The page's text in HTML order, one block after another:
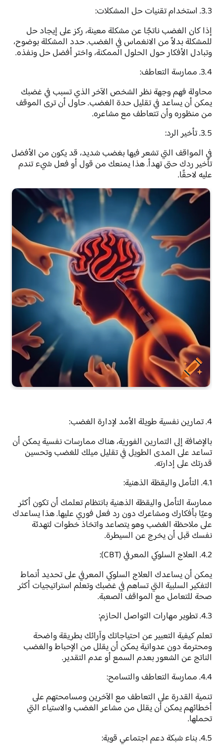
3.3. استخدام تقنيات حل المشكلات:
إذا كان الغضب ناتجًا عن مشكلة معينة، ركز على إيجاد حل
للمشكلة بدلاً من الانغماس في الغضب. حدد المشكلة بوضوح،
وتبادل الأفكار حول الحلول الممكنة، واختر أفضل حل ونفذه.
3.4. ممارسة التعاطف:
محاولة فهم وجهة نظر الشخص الآخر الذي تسبب في غضبك
يمكن أن يساعد في تقليل حدة الغضب. حاول أن ترى الموقف
من منظوره وأن تتعاطف مع مشاعره.
3.5. تأخير الرد:
في المواقف التي تشعر فيها بغضب شديد، قد يكون من الأفضل
تأخير ردك حتى تهدأ. هذا يمنعك من قول أو فعل شيء تندم
عليه لاحقًا.
4. تمارين نفسية طويلة الأمد لإدارة الغضب:
بالإضافة إلى التمارين الفورية، هناك ممارسات نفسية يمكن أن
تساعد على المدى الطويل في تقليل ميلك للغضب وتحسين
قدرتك على إدارته.
4.1. التأمل واليقظة الذهنية:
ممارسة التأمل واليقظة الذهنية بانتظام تعلمك أن تكون أكثر
وعيًا بأفكارك ومشاعرك دون رد فعل فوري عليها. هذا يساعدك
على ملاحظة الغضب وهو يتصاعد واتخاذ خطوات لتهدئة
نفسك قبل أن يخرج عن السيطرة.
4.2. العلاج السلوكي المعرفي (CBT):
يمكن أن يساعدك العلاج السلوكي المعرفي على تحديد أنماط
التفكير السلبية التي تساهم في غضبك وتعلم استراتيجيات أكثر
صحة للتعامل مع المواقف الصعبة.
4.3. تطوير مهارات التواصل الحازم:
تعلم كيفية التعبير عن احتياجاتك وآرائك بطريقة واضحة
ومحترمة دون عدوانية يمكن أن يقلل من الإحباط والغضب
الناتج عن الشعور بعدم السمع أو عدم التقدير.
4.4. ممارسة التعاطف والتسامح:
تنمية القدرة على التعاطف مع الآخرين ومسامحتهم على
أخطائهم يمكن أن يقلل من مشاعر الغضب والاستياء التي
تحملها.
4.5. بناء شبكة دعم اجتماعي قوية: